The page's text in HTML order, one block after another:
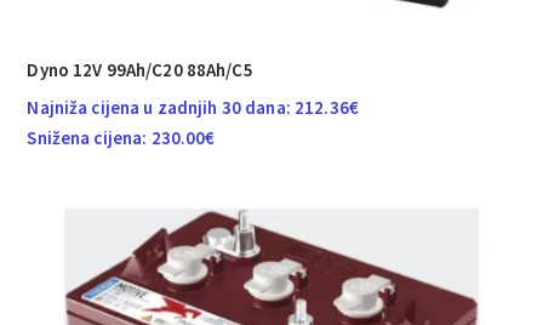
Dyno 12V 99Ah/C20 88Ah/C5
Najniža cijena u zadnjih 30 dana: 212.36€
Snižena cijena: 230.00€